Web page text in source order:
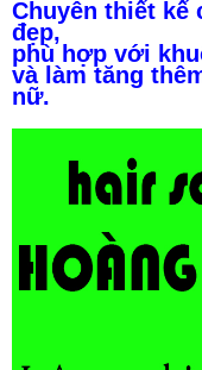
Chuyên thiết kế
đẹp,
phù hợp với
và làm tăng
nữ.